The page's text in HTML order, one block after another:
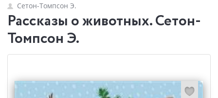
Сетон-Томпсон Э.
Рассказы о животных. Сетон-
Томпсон Э.